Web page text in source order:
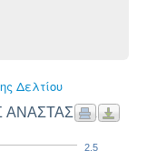
Δελτίου
ΑΝΑΣΤΑΣΙΟΣ
2.5